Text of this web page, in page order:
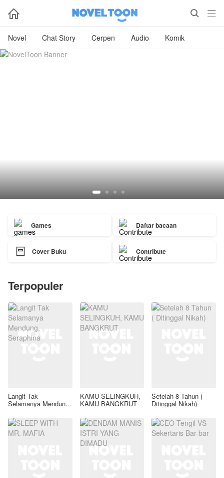
  
Novel Chat Story Cerpen Audio Komik
Games Daftar bacaan
 Cover Buku Contribute
Terpopuler
Langit Tak
Selamanya Mendung,
KAMU SELINGKUH,
KAMU BANGKRUT
Setelah 8 Tahun (
Ditinggal Nikah)